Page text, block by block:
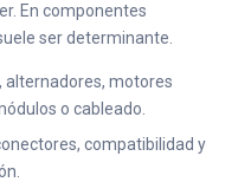
En componentes
ser determinante.
alternadores, motores
o cableado.
compatibilidad y